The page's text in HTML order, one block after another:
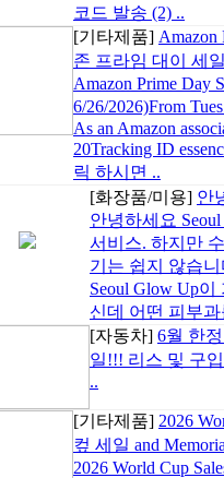
코드 발송 (2) ..
[기타제품] Amazon
존 프라임 대이 세
Amazon Prime Day
6/26/2026)From
As an Amazon
20Tracking ID
릭 하시면 ..
[화장품/미용] 안
안녕하세요
서비스. 하지만
기는 쉽지 않습
Seoul Glow Up
신데 어떤 피부
[자동차] 6월 한
일!!! 리스 및 구
..
[기타제품] 2026
컾 세일 and
2026 World Cup